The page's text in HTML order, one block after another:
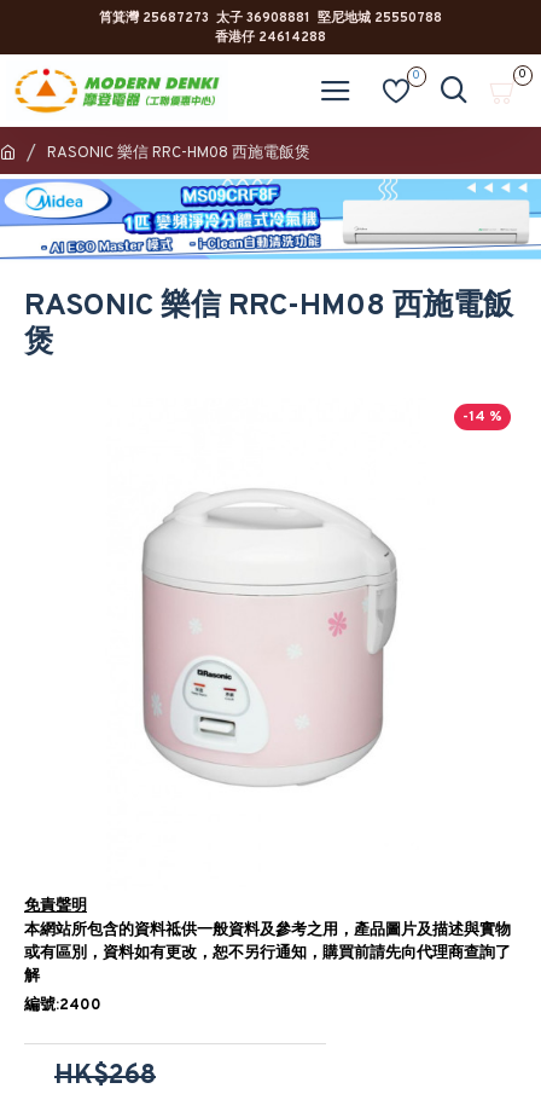
筲箕灣 25687273 太子 36908881 堅尼地城 25550788
香港仔 24614288
0 0
RASONIC 樂信 RRC-HM08 西施電飯煲
RASONIC 樂信 RRC-HM08 西施電飯
煲
-14 %
免責聲明
本網站所包含的資料祗供一般資料及參考之用，產品圖片及描述與實物
或有區別，資料如有更改，恕不另行通知，購買前請先向代理商查詢了
解
編號:2400
HK$268